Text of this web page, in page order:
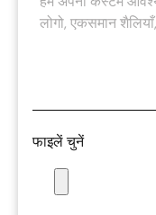
फाइलें चुनें